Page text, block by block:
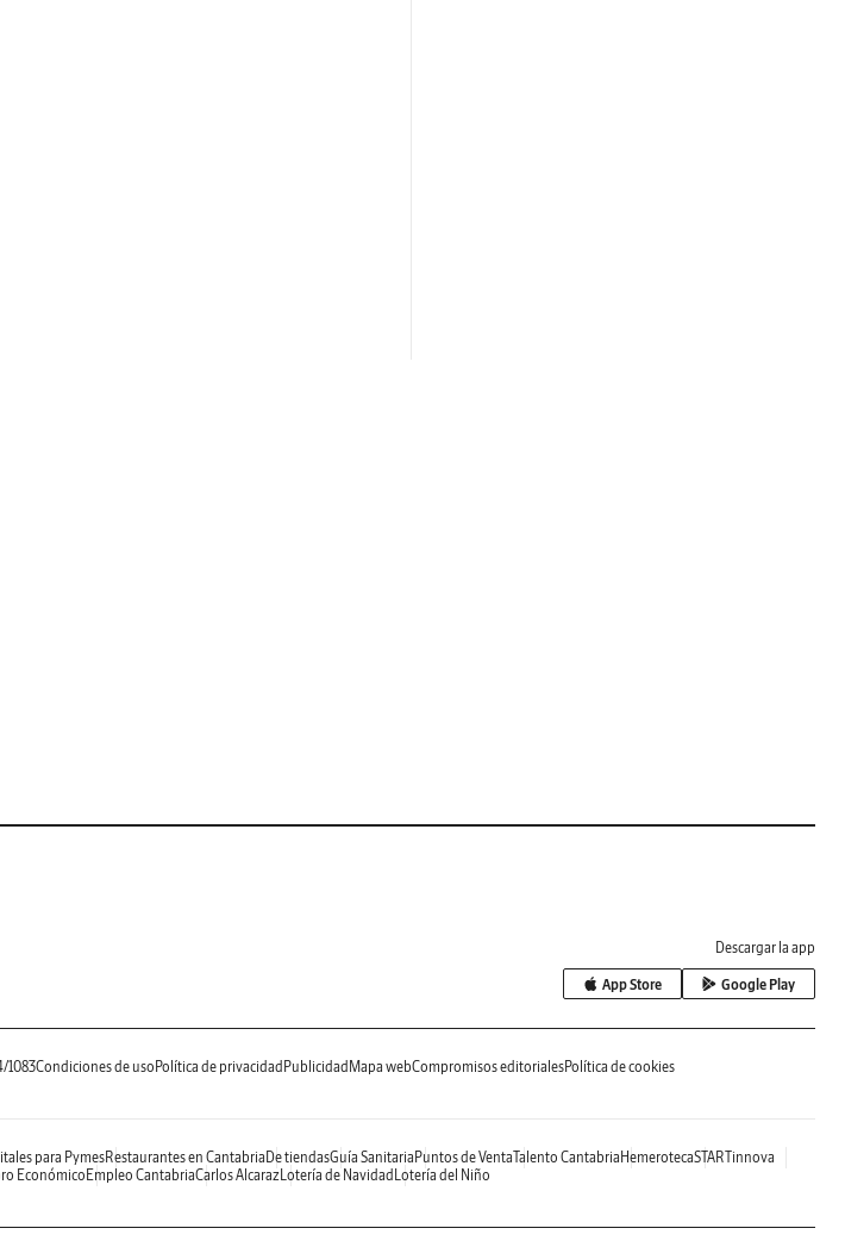
Descargar la app
App Store Google Play
1083Condiciones de uso Política de privacidad Publicidad Mapa webCompromisos editorialesPolítica de cookies
para PymesRestaurantes en Cantabria De tiendasGuía Sanitaria Puntos de VentaTalento Cantabria HemerotecaSTARTinnova
Económico Empleo CantabriaCarlos AlcarazLotería de Navidad Lotería del Niño